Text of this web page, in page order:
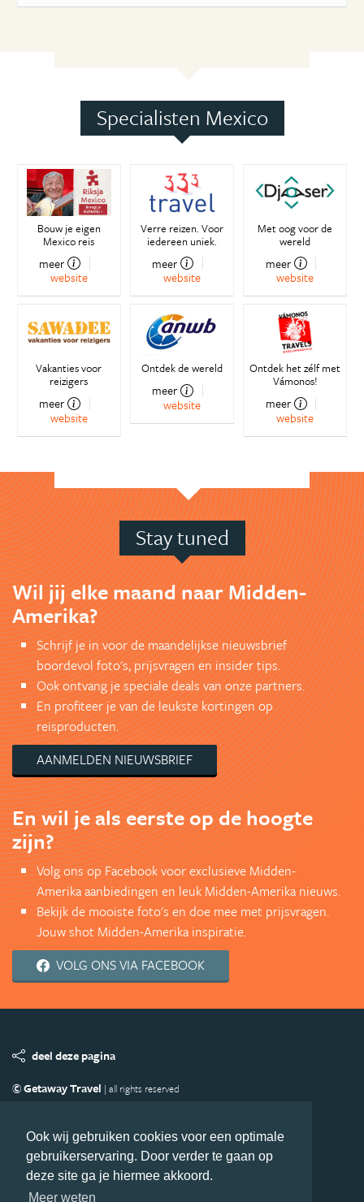
Ook wij gebruiken cookies voor een optimale
gebruikerservaring. Door verder te gaan op
deze site ga je hiermee akkoord.
Meer weten
Specialisten Mexico
Bouw je eigen
Mexico reis
meer
website
Verre reizen. Voor
iedereen uniek.
meer
website
Met oog voor de
wereld
meer
website
Vakanties voor
reizigers
meer
website
Ontdek de wereld
meer
website
Ontdek het zélf met
Vámonos!
meer
website
Stay tuned
Wil jij elke maand naar Midden-
Amerika?
Schrijf je in voor de maandelijkse nieuwsbrief
boordevol foto's, prijsvragen en insider tips.
Ook ontvang je speciale deals van onze partners.
En profiteer je van de leukste kortingen op
reisproducten.
AANMELDEN NIEUWSBRIEF
En wil je als eerste op de hoogte
zijn?
Volg ons op Facebook voor exclusieve Midden-
Amerika aanbiedingen en leuk Midden-Amerika nieuws.
Bekijk de mooiste foto's en doe mee met prijsvragen.
Jouw shot Midden-Amerika inspiratie.
VOLG ONS VIA FACEBOOK
deel deze pagina
© Getaway Travel | all rights reserved
Copyright
Privacy statement Disclaimer
Cookies
Volg MiddenAmerika.nl
Nieuwsbrief
Facebook